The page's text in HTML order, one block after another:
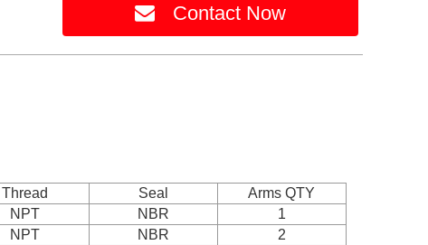
Contact Now
Thread Seal
Arms QTY
NPT NBR
1
NPT NBR
2